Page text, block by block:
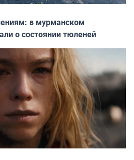
в мурманском
о состоянии тюленей